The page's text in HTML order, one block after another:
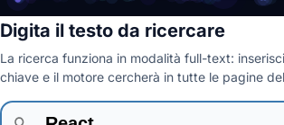
Digita il testo da ricercare
La ricerca funziona in modalità full-text:
chiave e il motore cercherà in tutte le pagine